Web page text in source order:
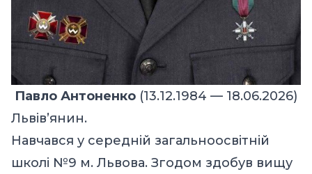
Павло Антоненко (13.12.1984 — 18.06.2026)
Львів’янин.
Навчався у середній загальноосвітній
школі №9 м. Львова. Згодом здобув вищу